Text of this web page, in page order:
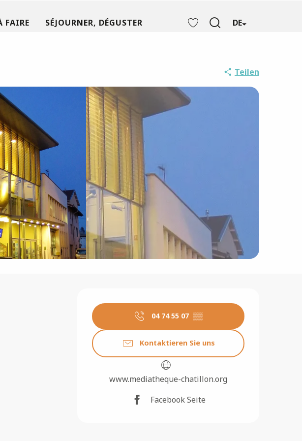
DE
FAIRE SÉJOURNER, DÉGUSTER
Teilen
Öffnungszeiten &
04 74 55 07 ▒▒
Kontaktieren Sie uns
www.mediatheque-chatillon.org
Facebook Seite